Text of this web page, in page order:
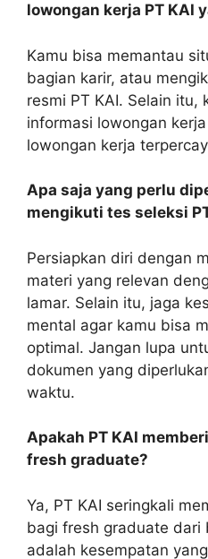
lowongan kerja PT KAI
Kamu bisa memantau
bagian karir, atau
resmi PT KAI. Selain itu,
informasi lowongan
lowongan kerja
Apa saja yang perlu
mengikuti tes seleksi
Persiapkan diri dengan
materi yang relevan
lamar. Selain itu, jaga
mental agar kamu bisa
optimal. Jangan lupa
dokumen yang
waktu.
Apakah PT KAI
fresh graduate?
Ya, PT KAI seringkali
bagi fresh graduate dari
adalah kesempatan